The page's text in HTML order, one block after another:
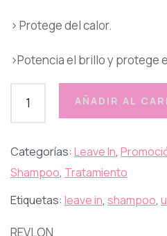
› Protege del calor.
›Potencia el brillo y protege
AÑADIR AL
Categorías: Leave In,
Shampoo, Tratamiento
Etiquetas: leave in, shampoo,
REVLON